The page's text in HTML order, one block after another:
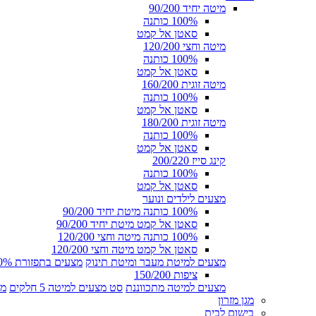
מיטה יחיד 90/200
100% כותנה
סאטן אל קמט
מיטה וחצי 120/200
100% כותנה
סאטן אל קמט
מיטה זוגית 160/200
100% כותנה
סאטן אל קמט
מיטה זוגית 180/200
100% כותנה
סאטן אל קמט
קינג סייז 200/220
100% כותנה
סאטן אל קמט
מצעים לילדים ונוער
100% כותנה מיטת יחיד 90/200
סאטן אל קמט מיטת יחיד 90/200
100% כותנה מיטה וחצי 120/200
סאטן אל קמט מיטה וחצי 120/200
מצעים למיטת מעבר ומיטת תינוק מצעים בתפזורת 100% כותנה
ציפות 150/200
מצעים למיטה מתכווננת סט מצעים למיטה 5 חלקים
מגן מזרון
בישום לבית